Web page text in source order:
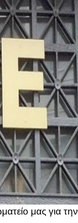
μας για την